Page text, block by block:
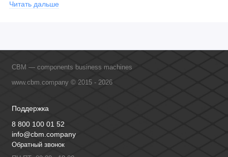
обучение сотрудников, что позволяет исключить ошибки даже
Читать дальше
CBM — components business machines
www.cbm.company © 2015 - 2026
Поддержка
8 800 100 01 52
info@cbm.company
Обратный звонок